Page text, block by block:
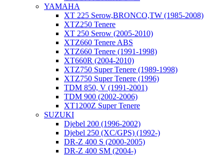
YAMAHA
XT 225 Serow,BRONCO,TW (1985-2008)
XTZ250 Tenere
XT 250 Serow (2005-2010)
XTZ660 Tenere ABS
XTZ660 Tenere (1991-1998)
XT660R (2004-2010)
XTZ750 Super Tenere (1989-1998)
XTZ750 Super Tenere (1996)
TDM 850, V (1991-2001)
TDM 900 (2002-2006)
XT1200Z Super Tenere
SUZUKI
Djebel 200 (1996-2002)
Djebel 250 (XC/GPS) (1992-)
DR-Z 400 S (2000-2005)
DR-Z 400 SM (2004-)